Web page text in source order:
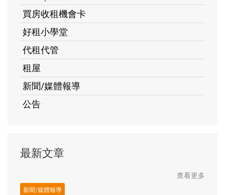
買房收租機會卡
好租小學堂
代租代管
租屋
新聞/媒體報導
公告
最新文章
查看更多
新聞/媒體報導